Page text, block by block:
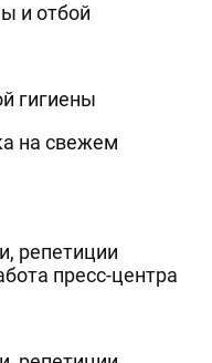
и отбой
гигиены
на свежем
репетиции
пресс-центра